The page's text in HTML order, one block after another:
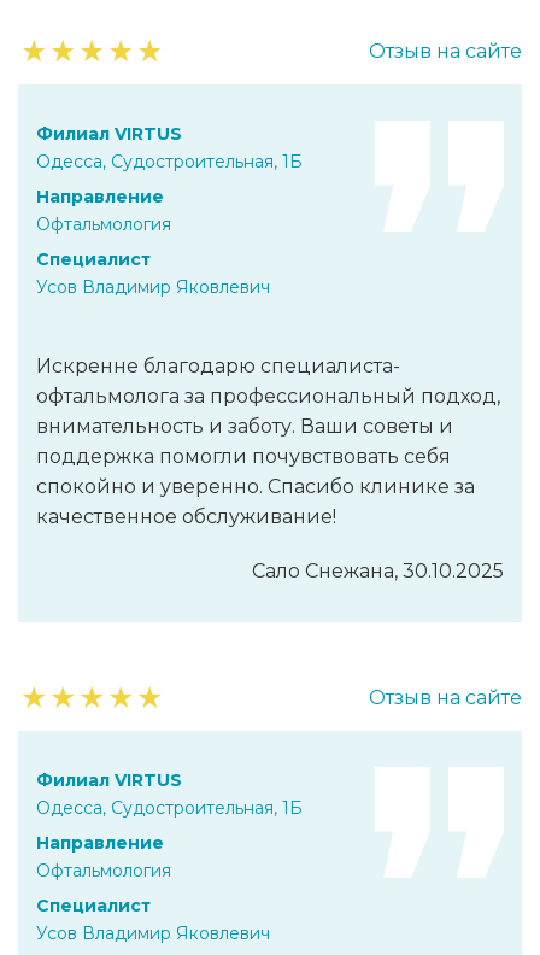
★★★★★ Отзыв на сайте
Филиал VIRTUS
Одесса, Судостроительная, 1Б
Направление
Офтальмология
Специалист
Усов Владимир Яковлевич
Искренне благодарю специалиста-
офтальмолога за профессиональный подход,
внимательность и заботу. Ваши советы и
поддержка помогли почувствовать себя
спокойно и уверенно. Спасибо клинике за
качественное обслуживание!
Сало Снежана, 30.10.2025
★★★★★ Отзыв на сайте
Филиал VIRTUS
Одесса, Судостроительная, 1Б
Направление
Офтальмология
Специалист
Усов Владимир Яковлевич